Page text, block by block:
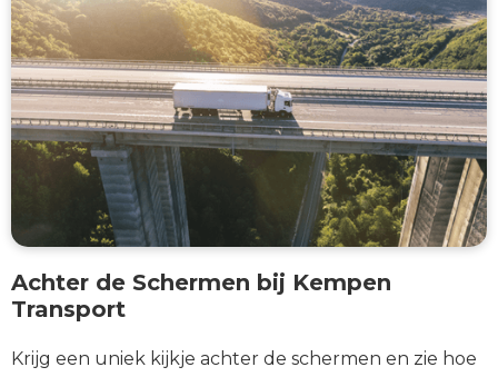
Achter de Schermen bij Kempen
Transport
Krijg een uniek kijkje achter de schermen en zie hoe